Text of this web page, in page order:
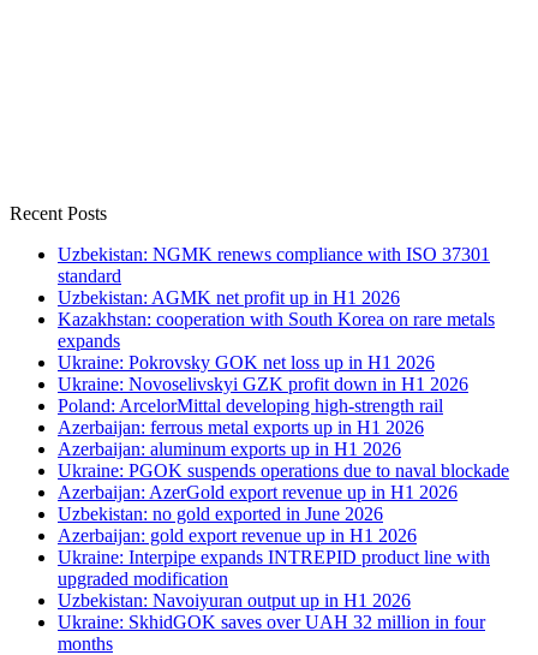
Recent Posts
Uzbekistan: NGMK renews compliance with ISO 37301
standard
Uzbekistan: AGMK net profit up in H1 2026
Kazakhstan: cooperation with South Korea on rare metals
expands
Ukraine: Pokrovsky GOK net loss up in H1 2026
Ukraine: Novoselivskyi GZK profit down in H1 2026
Poland: ArcelorMittal developing high-strength rail
Azerbaijan: ferrous metal exports up in H1 2026
Azerbaijan: aluminum exports up in H1 2026
Ukraine: PGOK suspends operations due to naval blockade
Azerbaijan: AzerGold export revenue up in H1 2026
Uzbekistan: no gold exported in June 2026
Azerbaijan: gold export revenue up in H1 2026
Ukraine: Interpipe expands INTREPID product line with
upgraded modification
Uzbekistan: Navoiyuran output up in H1 2026
Ukraine: SkhidGOK saves over UAH 32 million in four
months